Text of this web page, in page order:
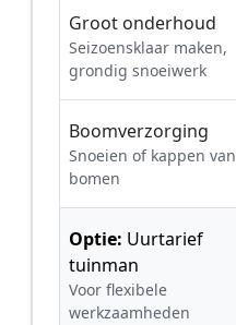
Groot onderhoud
Seizoensklaar maken,
grondig snoeiwerk
Boomverzorging
Snoeien of kappen van
bomen
Optie: Uurtarief
tuinman
Voor flexibele
werkzaamheden